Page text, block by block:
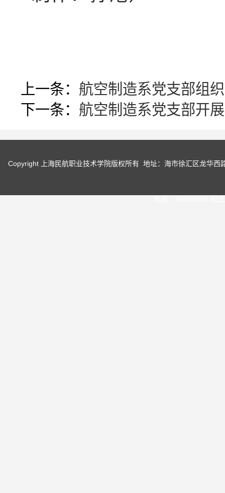
上一条： 航空制造系党支部组
下一条： 航空制造系党支部开
Copyright 上海民航职业技术学院版权所有 地址：海市徐汇区龙华